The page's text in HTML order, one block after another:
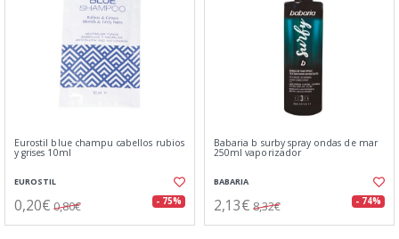
Eurostil blue champu cabellos rubios
y grises 10ml
EUROSTIL
0,20€ 0,80€ - 75%
Babaria b surby spray ondas de mar
250ml vaporizador
BABARIA
2,13€ 8,32€ - 74%